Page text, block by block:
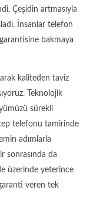
Çeşidin artmasıyla
İnsanlar telefon
bakmaya
kaliteden taviz
Teknolojik
sürekli
telefonu tamirinde
adımlarla
sonrasında da
üzerinde yeterince
veren tek